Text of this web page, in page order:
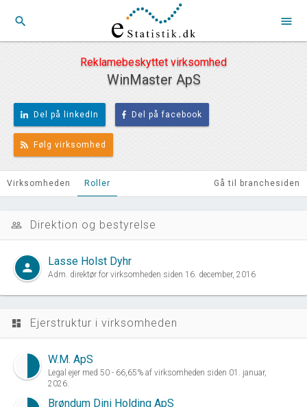
search menu
Reklamebeskyttet virksomhed
WinMaster ApS
Del på linkedIn Del på facebook
Følg virksomhed
Virksomheden Roller Gå til branchesiden
people_outline Direktion og bestyrelse
person Lasse Holst Dyhr
Adm. direktør for virksomheden siden 16. december, 2016
dashboard Ejerstruktur i virksomheden
W.M. ApS
Legal ejer med 50 - 66,65% af virksomheden siden 01. januar,
2026.
Brøndum Dini Holding ApS